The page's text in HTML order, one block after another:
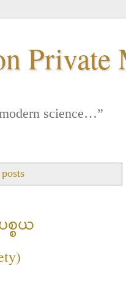
Private
science…”
စ္စယ